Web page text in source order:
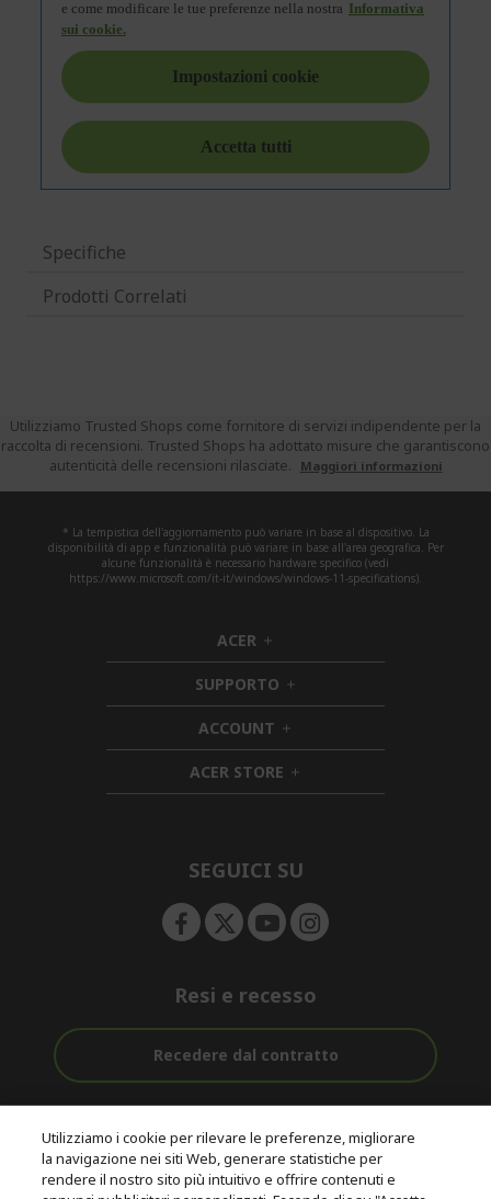
Specifiche
Prodotti Correlati
Utilizziamo Trusted Shops come fornitore di servizi indipendente per la
raccolta di recensioni. Trusted Shops ha adottato misure che garantiscono
autenticità delle recensioni rilasciate.
Maggiori informazioni
* La tempistica dell'aggiornamento può variare in base al dispositivo. La
disponibilità di app e funzionalità può variare in base all'area geografica. Per
alcune funzionalità è necessario hardware specifico (vedi
https://www.microsoft.com/it-it/windows/windows-11-specifications).
ACER h
i
d
d
e
n
SUPPORTO h
i
d
d
e
n
ACCOUNT h
i
d
d
ACER STORE h
i
e
SEGUICI SU
Resi e recesso
Recedere dal contratto
Gratuita
Assistenza
pre e post
acquisto
Con 0% Di
Tasso
D'interesse
Utilizziamo i cookie per rilevare le preferenze, migliorare
la navigazione nei siti Web, generare statistiche per
rendere il nostro sito più intuitivo e offrire contenuti e